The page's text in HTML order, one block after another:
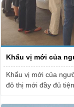
Khẩu vị mới của
Khẩu vị mới của
đô thị mới đầy đủ